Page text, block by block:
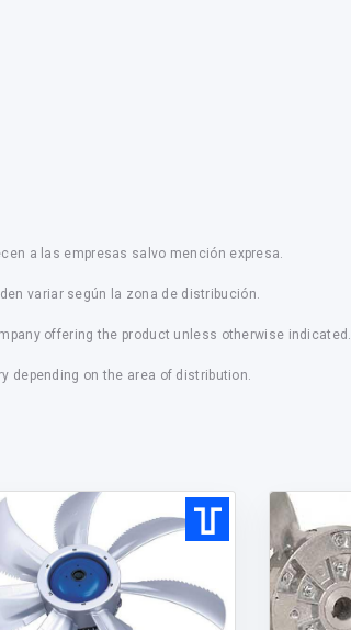
a las empresas salvo mención expresa.
variar según la zona de distribución.
offering the product unless otherwise indicated.
depending on the area of distribution.